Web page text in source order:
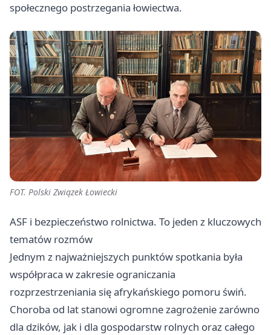
społecznego postrzegania łowiectwa.
FOT. Polski Związek Łowiecki
ASF i bezpieczeństwo rolnictwa. To jeden z kluczowych
tematów rozmów
Jednym z najważniejszych punktów spotkania była
współpraca w zakresie ograniczania
rozprzestrzeniania się afrykańskiego pomoru świń.
Choroba od lat stanowi ogromne zagrożenie zarówno
dla dzików, jak i dla gospodarstw rolnych oraz całego